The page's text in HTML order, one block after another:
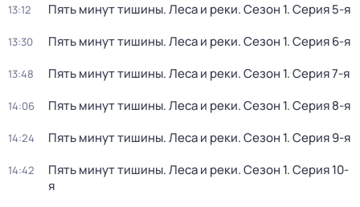
13:12 Пять минут тишины. Леса и реки. Сезон 1. Серия 5-я
13:30 Пять минут тишины. Леса и реки. Сезон 1. Серия 6-я
13:48 Пять минут тишины. Леса и реки. Сезон 1. Серия 7-я
14:06 Пять минут тишины. Леса и реки. Сезон 1. Серия 8-я
14:24 Пять минут тишины. Леса и реки. Сезон 1. Серия 9-я
14:42 Пять минут тишины. Леса и реки. Сезон 1. Серия 10-
я